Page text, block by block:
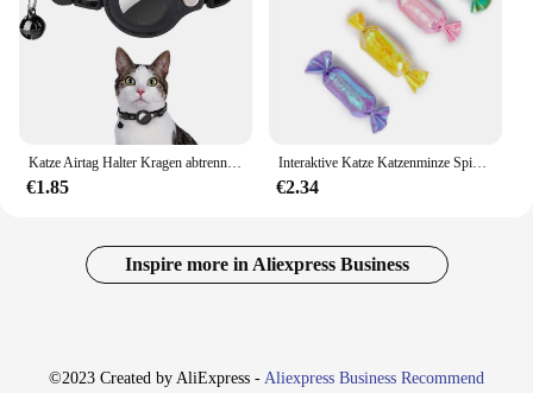
€1.85
Interaktive Katze Katzenminze Spielzeug Crinkly Sound Kätzchen Biss Kicker Spielzeug für Katze Übung Süßigkeiten geformt Katzen spielzeug
€2.34
Inspire more in Aliexpress Business
©2023 Created by AliExpress - Aliexpress Business Recommend